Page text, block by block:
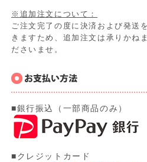
※追加注文について：
ご注文完了の度に決済および発送
きますため、追加注文は承りかね
ださいませ。
■銀行振込（一部商品のみ）
■クレジットカード